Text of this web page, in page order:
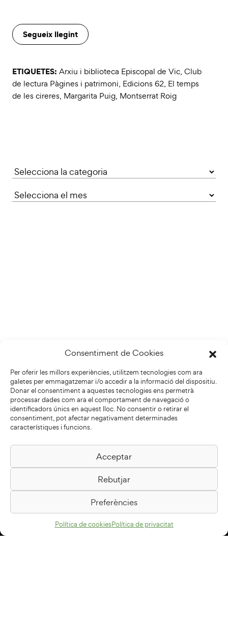
Consentiment de Cookies
Per oferir les millors experiències, utilitzem tecnologies com ara
galetes per emmagatzemar i/o accedir a la informació del dispositiu.
Donar el consentiment a aquestes tecnologies ens permetrà
processar dades com ara el comportament de navegació o
identificadors únics en aquest lloc. No consentir o retirar el
consentiment, pot afectar negativament determinades
característiques i funcions.
Acceptar
Rebutjar
Preferències
Política de cookiesPolítica de privacitat
Segueix llegint
ETIQUETES: Arxiu i biblioteca Episcopal de Vic, Club
de lectura Pàgines i patrimoni, Edicions 62, El temps
de les cireres, Margarita Puig, Montserrat Roig
Categories
Biblioteca Pilarin Bayés
Passeig de la Generalitat, 1
08500 Vic